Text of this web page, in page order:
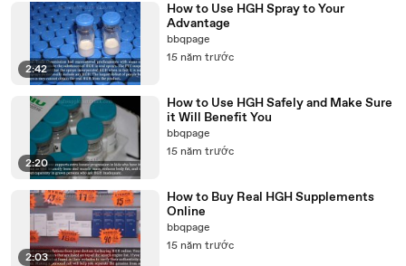
2:42
How to Use HGH Spray to Your
Advantage
bbqpage
15 năm trước
2:20
How to Use HGH Safely and Make Sure
it Will Benefit You
bbqpage
15 năm trước
2:03
How to Buy Real HGH Supplements
Online
bbqpage
15 năm trước